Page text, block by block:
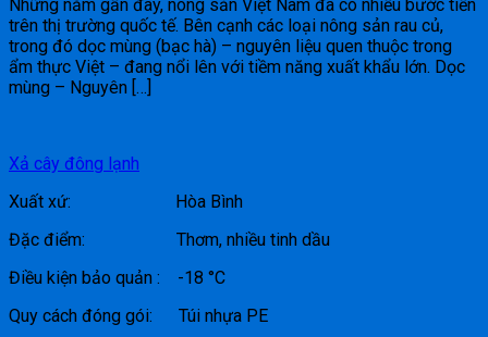
Những năm gần đây, nông sản Việt Nam đã có nhiều bước tiến
trên thị trường quốc tế. Bên cạnh các loại nông sản rau củ,
trong đó dọc mùng (bạc hà) – nguyên liệu quen thuộc trong
ẩm thực Việt – đang nổi lên với tiềm năng xuất khẩu lớn. Dọc
mùng – Nguyên […]
Xả cây đông lạnh
Xuất xứ: Hòa Bình
Đặc điểm: Thơm, nhiều tinh dầu
Điều kiện bảo quản : -18 °C
Quy cách đóng gói: Túi nhựa PE